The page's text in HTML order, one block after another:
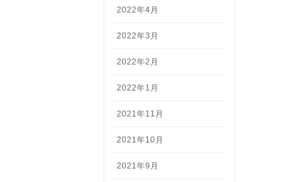
2022年4月
2022年3月
2022年2月
2022年1月
2021年11月
2021年10月
2021年9月